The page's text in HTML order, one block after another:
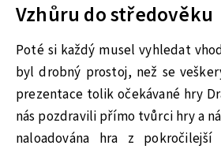
Vzhůru do středověku
Poté si každý musel vyhledat
byl drobný prostoj, než se
prezentace tolik očekávané hry
nás pozdravili přímo tvůrci hry a
naloadována hra z